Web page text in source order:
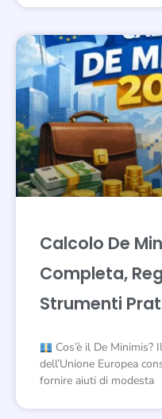
Calcolo De
Completa,
Strumenti
Cos’è il De Minimis?
dell’Unione Europea
fornire aiuti di modesta